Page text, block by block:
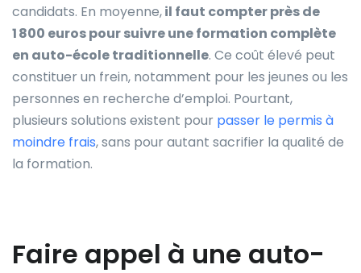
candidats. En moyenne,il faut compter près de
1 800 euros pour suivre une formation complète
en auto-école traditionnelle. Ce coût élevé peut
constituer un frein, notamment pour les jeunes ou les
personnes en recherche d’emploi. Pourtant,
plusieurs solutions existent pour passer le permis à
moindre frais, sans pour autant sacrifier la qualité de
la formation.
Faire appel à une auto-